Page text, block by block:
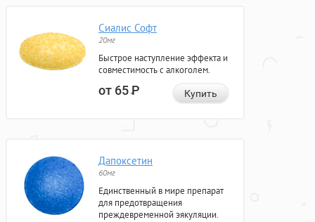
Сиалис Софт
20мг
Быстрое наступление эффекта и
совместимость с алкоголем.
от 65Р Купить
Дапоксетин
60мг
Единственный в мире препарат
для предотвращения
преждевременной эякуляции.